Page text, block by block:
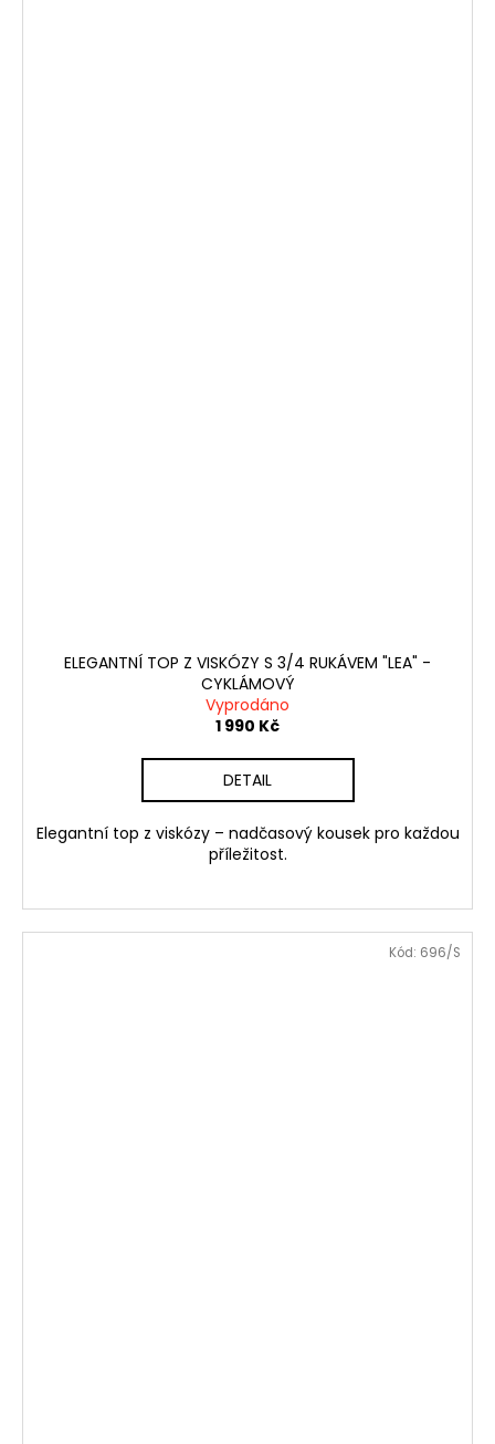
ELEGANTNÍ TOP Z VISKÓZY S 3/4 RUKÁVEM "LEA" -
CYKLÁMOVÝ
Vyprodáno
1 990 Kč
DETAIL
Elegantní top z viskózy – nadčasový kousek pro každou
příležitost.
Kód: 696/S